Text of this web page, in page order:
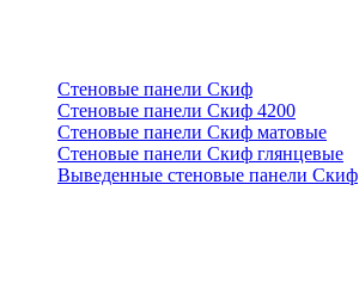
Стеновые панели Скиф
Стеновые панели Скиф 4200
Стеновые панели Скиф матовые
Стеновые панели Скиф глянцевые
Выведенные стеновые панели Скиф